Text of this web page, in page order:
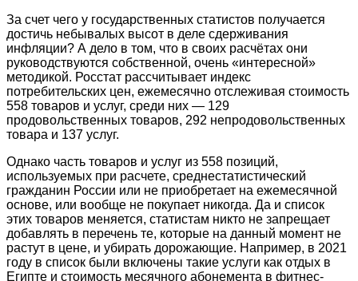
За счет чего у государственных статистов получается
достичь небывалых высот в деле сдерживания
инфляции? А дело в том, что в своих расчётах они
руководствуются собственной, очень «интересной»
методикой. Росстат рассчитывает индекс
потребительских цен, ежемесячно отслеживая стоимость
558 товаров и услуг, среди них — 129
продовольственных товаров, 292 непродовольственных
товара и 137 услуг.
Однако часть товаров и услуг из 558 позиций,
используемых при расчете, среднестатистический
гражданин России или не приобретает на ежемесячной
основе, или вообще не покупает никогда. Да и список
этих товаров меняется, статистам никто не запрещает
добавлять в перечень те, которые на данный момент не
растут в цене, и убирать дорожающие. Например, в 2021
году в список были включены такие услуги как отдых в
Египте и стоимость месячного абонемента в фитнес-